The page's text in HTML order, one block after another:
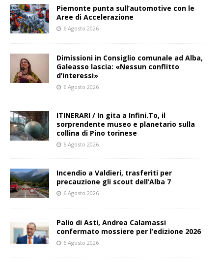
Piemonte punta sull’automotive con le
Aree di Accelerazione
6 Agosto 2026
Dimissioni in Consiglio comunale ad Alba,
Galeasso lascia: «Nessun conflitto
d’interessi»
6 Agosto 2026
ITINERARI / In gita a Infini.To, il
sorprendente museo e planetario sulla
collina di Pino torinese
6 Agosto 2026
Incendio a Valdieri, trasferiti per
precauzione gli scout dell’Alba 7
6 Agosto 2026
Palio di Asti, Andrea Calamassi
confermato mossiere per l’edizione 2026
6 Agosto 2026